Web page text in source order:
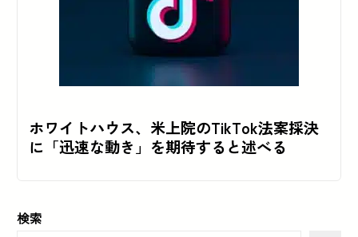
ホワイトハウス、米上院のTikTok法案採決
に「迅速な動き」を期待すると述べる
検索